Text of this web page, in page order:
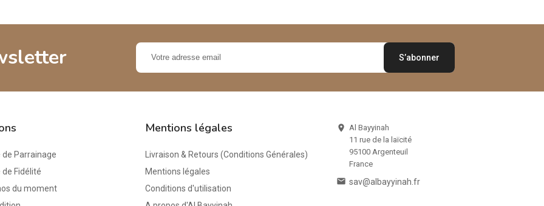
Parrainage
Fidélité
du moment
Mentions légales
Livraison & Retours (Conditions Générales)
Mentions légales
Conditions d'utilisation
 Al Bayyinah
11 rue de la laïcité
95100 Argenteuil
France
 sav@albayyinah.fr